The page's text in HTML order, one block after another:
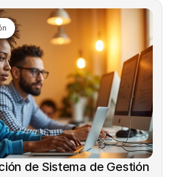
de Sistema de Gestión